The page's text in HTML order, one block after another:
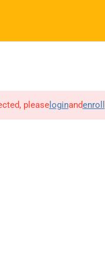
pleaseloginandenroll
Links
Derslerimiz